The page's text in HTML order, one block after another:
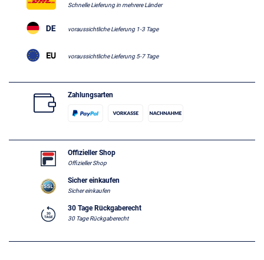
Schnelle Lieferung in mehrere Länder
voraussichtliche Lieferung 1-3 Tage
voraussichtliche Lieferung 5-7 Tage
Zahlungsarten
Offizieller Shop
Offizieller Shop
Sicher einkaufen
Sicher einkaufen
30 Tage Rückgaberecht
30 Tage Rückgaberecht